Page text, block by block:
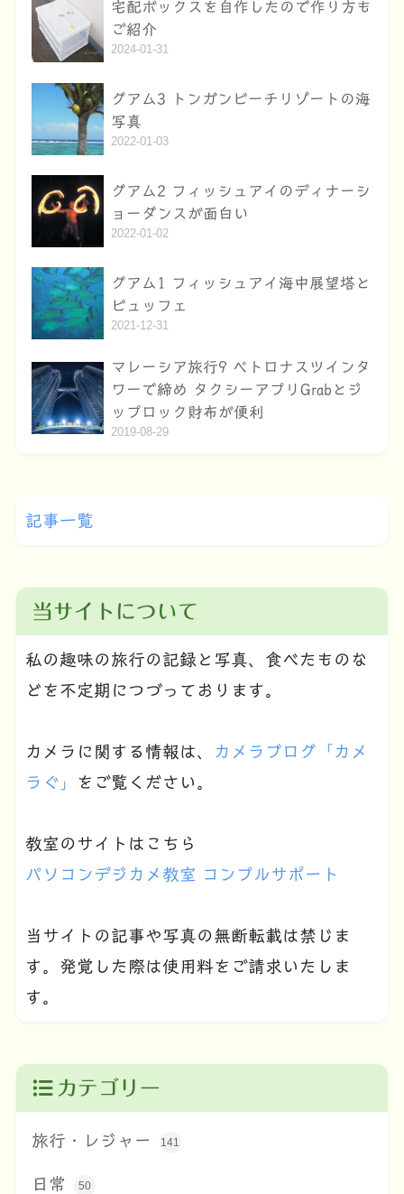
宅配ボックスを自作したので作り方も
ご紹介
2024-01-31
グアム3 トンガンビーチリゾートの海
写真
2022-01-03
グアム2 フィッシュアイのディナーシ
ョーダンスが面白い
2022-01-02
グアム1 フィッシュアイ海中展望塔と
ビュッフェ
2021-12-31
マレーシア旅行9 ペトロナスツインタ
ワーで締め タクシーアプリGrabとジ
ップロック財布が便利
2019-08-29
記事一覧
当サイトについて
私の趣味の旅行の記録と写真、食べたものな
どを不定期につづっております。
カメラに関する情報は、
カメラブログ「カメ
ラぐ」
をご覧ください。
教室のサイトはこちら
パソコンデジカメ教室 コンプルサポート
当サイトの記事や写真の無断転載は禁じま
す。発覚した際は使用料をご請求いたしま
す。
カテゴリー
旅行・レジャー 141
日常 50